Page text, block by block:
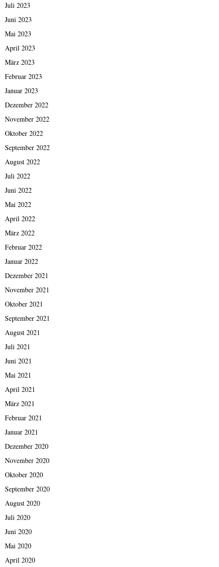
Juli 2023
Juni 2023
Mai 2023
April 2023
März 2023
Februar 2023
Januar 2023
Dezember 2022
November 2022
Oktober 2022
September 2022
August 2022
Juli 2022
Juni 2022
Mai 2022
April 2022
März 2022
Februar 2022
Januar 2022
Dezember 2021
November 2021
Oktober 2021
September 2021
August 2021
Juli 2021
Juni 2021
Mai 2021
April 2021
März 2021
Februar 2021
Januar 2021
Dezember 2020
November 2020
Oktober 2020
September 2020
August 2020
Juli 2020
Juni 2020
Mai 2020
April 2020